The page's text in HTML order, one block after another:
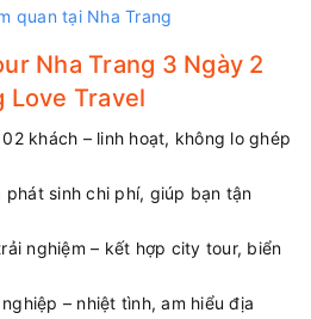
quan tại Nha Trang
Nha Trang 3 Ngày 2
Love Travel
khách – linh hoạt, không lo ghép
sinh chi phí, giúp bạn tận
nghiệm – kết hợp city tour, biển
– nhiệt tình, am hiểu địa